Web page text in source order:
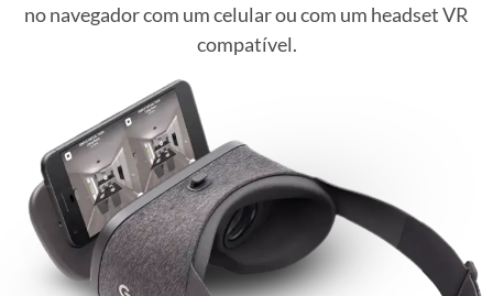
no navegador com um celular ou com um headset VR
compatível.